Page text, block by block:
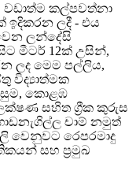
වඩාත්ම කල්පවත්නා
ලදී - එය
ලන්දේසි
මීටර් 12ක් උසින්,
ලද මෙම පල්ලිය,
විද්‍යාත්මක
කොළඹ
සහිත ග්‍රීක කුරුස
චාම් නමුත්
වෙනුවට රෙපරමාදු
සහ ප්‍රමුඛ